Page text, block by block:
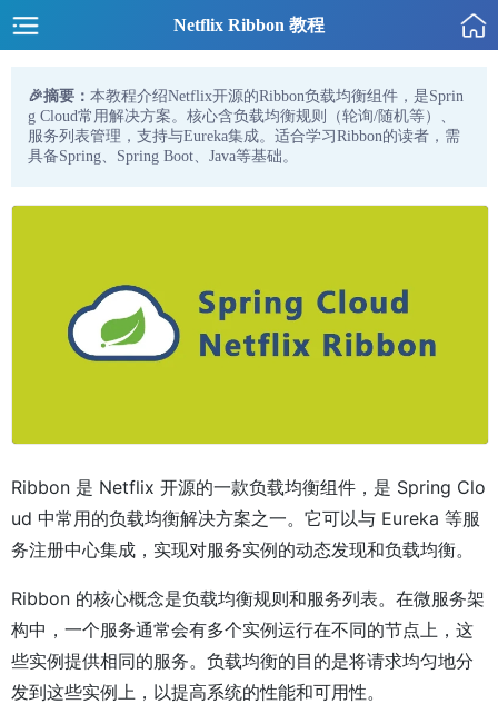
Netflix Ribbon 教程
🎉摘要： 本教程介绍Netflix开源的Ribbon负载均衡组件，是Sprin
g Cloud常用解决方案。核心含负载均衡规则（轮询/随机等）、
服务列表管理，支持与Eureka集成。适合学习Ribbon的读者，需
具备Spring、Spring Boot、Java等基础。
Ribbon 是 Netflix 开源的一款负载均衡组件，是 Spring Clo
ud 中常用的负载均衡解决方案之一。它可以与 Eureka 等服
务注册中心集成，实现对服务实例的动态发现和负载均衡。
Ribbon 的核心概念是负载均衡规则和服务列表。在微服务架
构中，一个服务通常会有多个实例运行在不同的节点上，这
些实例提供相同的服务。负载均衡的目的是将请求均匀地分
发到这些实例上，以提高系统的性能和可用性。